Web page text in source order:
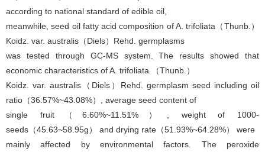
according to national standard of edible oil,
meanwhile, seed oil fatty acid composition of A. trifoliata（Thunb.）
Koidz. var. australis（Diels）Rehd. germplasms
was tested through GC-MS system. The results showed that
economic characteristics of A. trifoliata （Thunb.）
Koidz. var. australis（Diels）Rehd. germplasm seed including oil
ratio（36.57%~43.08%）, average seed content of
single fruit（6.60%~11.51%）, weight of 1000-
seeds（45.63~58.95g） and drying rate（51.93%~64.28%） were
mainly affected by environmental factors. The peroxide